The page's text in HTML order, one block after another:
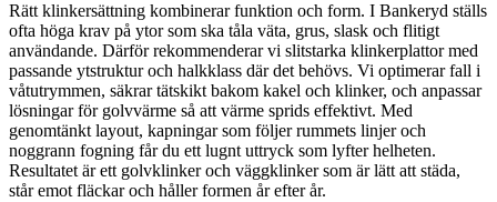
Rätt klinkersättning kombinerar funktion och form. I Bankeryd ställs
ofta höga krav på ytor som ska tåla väta, grus, slask och flitigt
användande. Därför rekommenderar vi slitstarka klinkerplattor med
passande ytstruktur och halkklass där det behövs. Vi optimerar fall i
våtutrymmen, säkrar tätskikt bakom kakel och klinker, och anpassar
lösningar för golvvärme så att värme sprids effektivt. Med
genomtänkt layout, kapningar som följer rummets linjer och
noggrann fogning får du ett lugnt uttryck som lyfter helheten.
Resultatet är ett golvklinker och väggklinker som är lätt att städa,
står emot fläckar och håller formen år efter år.